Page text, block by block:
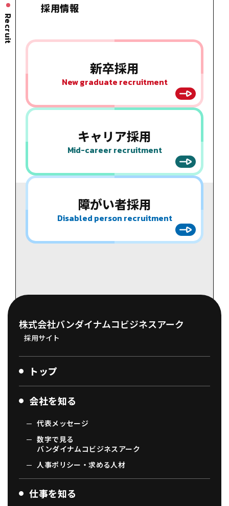
Recruit
採用情報
新卒採用
New graduate recruitment
キャリア採用
Mid-career recruitment
障がい者採用
Disabled person recruitment
株式会社バンダイナムコビジネスアーク
採用サイト
トップ
会社を知る
代表メッセージ
数字で見る
バンダイナムコビジネスアーク
人事ポリシー・求める人材
仕事を知る